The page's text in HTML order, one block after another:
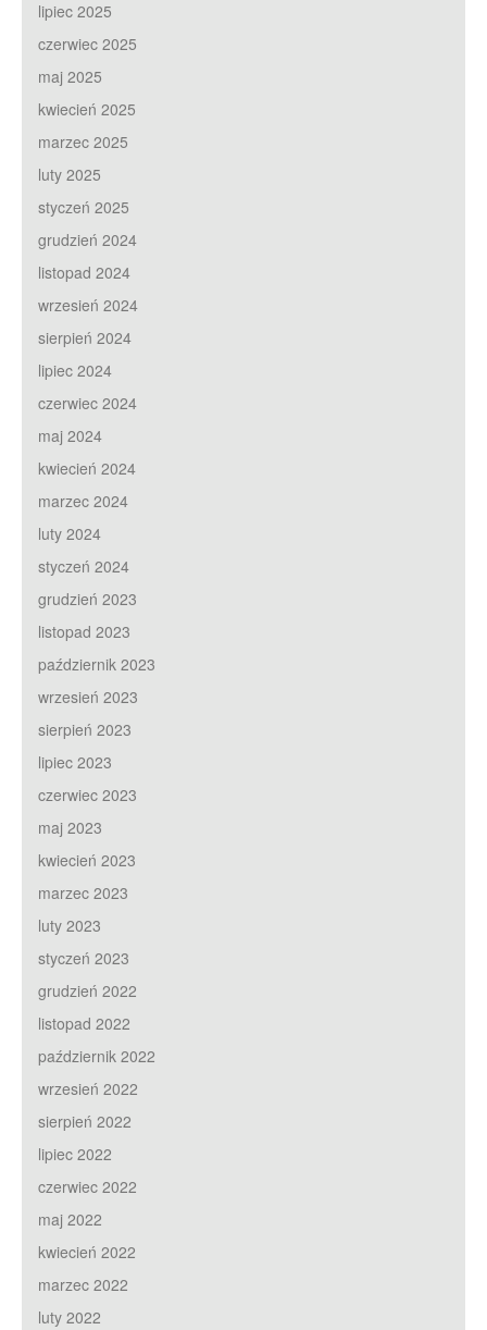
lipiec 2025
czerwiec 2025
maj 2025
kwiecień 2025
marzec 2025
luty 2025
styczeń 2025
grudzień 2024
listopad 2024
wrzesień 2024
sierpień 2024
lipiec 2024
czerwiec 2024
maj 2024
kwiecień 2024
marzec 2024
luty 2024
styczeń 2024
grudzień 2023
listopad 2023
październik 2023
wrzesień 2023
sierpień 2023
lipiec 2023
czerwiec 2023
maj 2023
kwiecień 2023
marzec 2023
luty 2023
styczeń 2023
grudzień 2022
listopad 2022
październik 2022
wrzesień 2022
sierpień 2022
lipiec 2022
czerwiec 2022
maj 2022
kwiecień 2022
marzec 2022
luty 2022